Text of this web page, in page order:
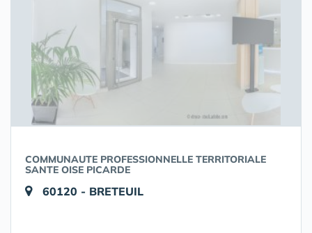
COMMUNAUTE PROFESSIONNELLE TERRITORIALE
SANTE OISE PICARDE
60120 - BRETEUIL